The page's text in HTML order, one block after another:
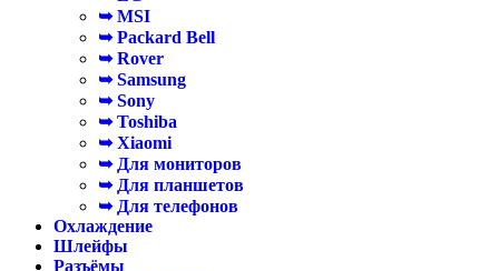
➥ MSI
➥ Packard Bell
➥ Rover
➥ Samsung
➥ Sony
➥ Toshiba
➥ Xiaomi
➥ Для мониторов
➥ Для планшетов
➥ Для телефонов
Охлаждение
Шлейфы
Разъёмы